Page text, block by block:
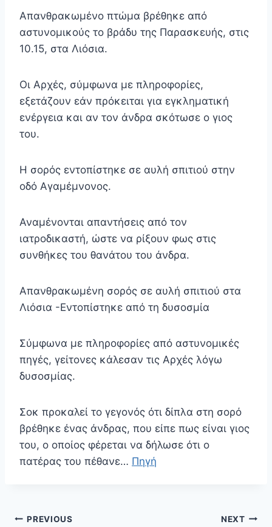
Απανθρακωμένο πτώμα βρέθηκε από
αστυνομικούς το βράδυ της Παρασκευής, στις
10.15, στα Λιόσια.
Οι Αρχές, σύμφωνα με πληροφορίες,
εξετάζουν εάν πρόκειται για εγκληματική
ενέργεια και αν τον άνδρα σκότωσε ο γιος
του.
Η σορός εντοπίστηκε σε αυλή σπιτιού στην
οδό Αγαμέμνονος.
Αναμένονται απαντήσεις από τον
ιατροδικαστή, ώστε να ρίξουν φως στις
συνθήκες του θανάτου του άνδρα.
Απανθρακωμένη σορός σε αυλή σπιτιού στα
Λιόσια -Εντοπίστηκε από τη δυσοσμία
Σύμφωνα με πληροφορίες από αστυνομικές
πηγές, γείτονες κάλεσαν τις Αρχές λόγω
δυσοσμίας.
Σοκ προκαλεί το γεγονός ότι δίπλα στη σορό
βρέθηκε ένας άνδρας, που είπε πως είναι γιος
του, ο οποίος φέρεται να δήλωσε ότι ο
πατέρας του πέθανε… Πηγή
Πλοήγηση
PREVIOUS NEXT